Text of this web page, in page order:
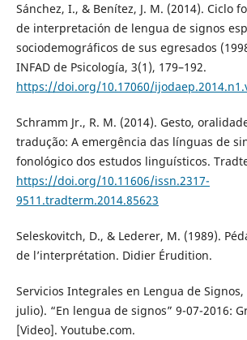
Sánchez, I., & Benítez, J. M. (2014). Ciclo
de interpretación de lengua de signos
sociodemográficos de sus egresados
INFAD de Psicología, 3(1), 179–192.
https://doi.org/10.17060/
Schramm Jr., R. M. (2014). Gesto,
tradução: A emergência das línguas de
fonológico dos estudos linguísticos.
https://doi.org/10.11606/issn.2317-
9511.tradterm.2014.85623
Seleskovitch, D., & Lederer, M. (1989).
de l’interprétation. Didier Érudition.
Servicios Integrales en Lengua de Signos,
julio). “En lengua de signos” 9-07-2016:
[Video]. Youtube.com.